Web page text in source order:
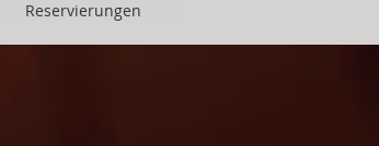
Reservierungen